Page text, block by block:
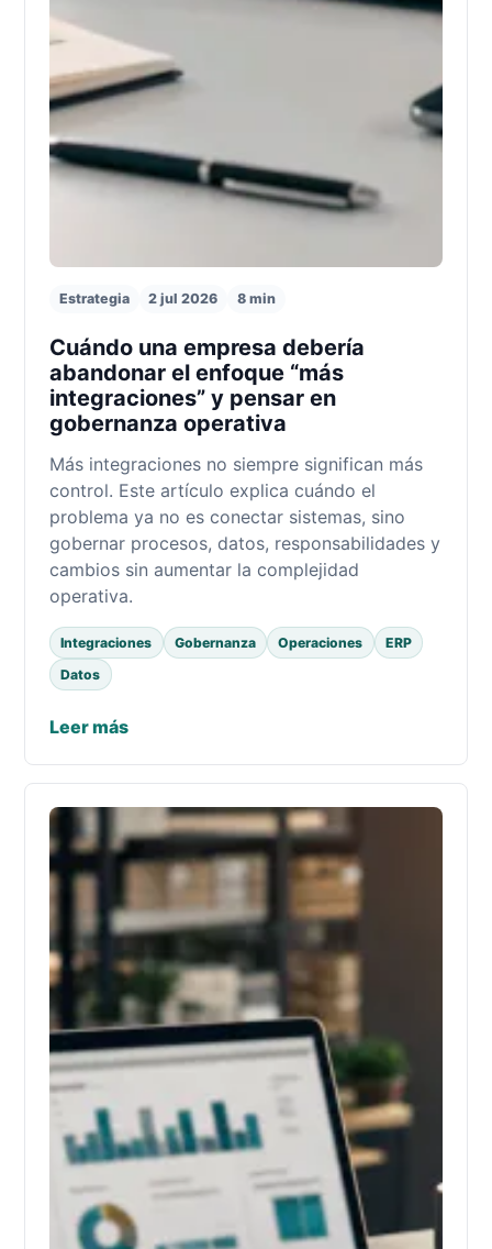
Estrategia 2 jul 2026 8 min
Cuándo una empresa debería
abandonar el enfoque “más
integraciones” y pensar en
gobernanza operativa
Más integraciones no siempre significan más
control. Este artículo explica cuándo el
problema ya no es conectar sistemas, sino
gobernar procesos, datos, responsabilidades y
cambios sin aumentar la complejidad
operativa.
Integraciones Gobernanza Operaciones
ERP
Datos
Leer más